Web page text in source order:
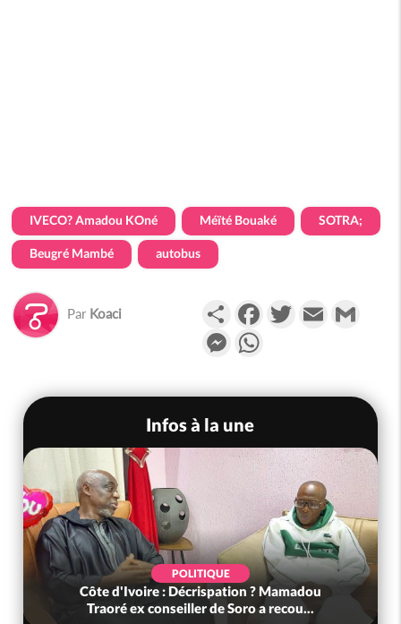
IVECO? Amadou KOné Méïté Bouaké SOTRA;
Beugré Mambé autobus
Par Koaci PartagerFacebookTwitterEmail
Messenger
Infos à la une
POLITIQUE
Côte d'Ivoire : Décrispation ? Mamadou
Traoré ex conseiller de Soro a recou...